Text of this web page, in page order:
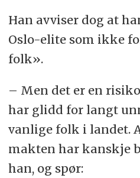
Han avviser dog at
Oslo-elite som ikke
folk».
– Men det er en
har glidd for langt
vanlige folk i landet.
makten har kanskje
han, og spør: